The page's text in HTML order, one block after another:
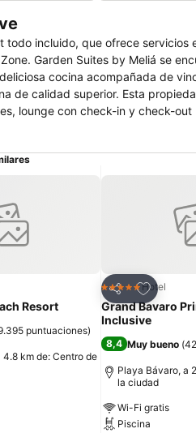
todo incluido, que ofrece
Garden Suites by Meliá se
cocina acompañada de
de calidad superior. Esta
lounge con check-in y check-
habitación, actividades
favoritos
Resort
puntuaciones)
4.8 km de: Centro de
Compartir
Agregar
5 EstrellasHotel
Grand Bavaro
Inclusive
8,4 Muy bueno (
Playa Bávaro, a
la ciudad
Wi-Fi gratis
Piscina